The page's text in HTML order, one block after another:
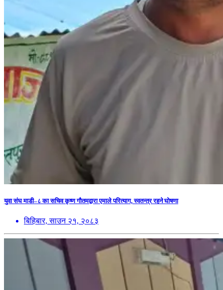
युवा संघ माडी–८ का सचिव कृष्ण गौतमद्वारा एमाले परित्याग, स्वतन्त्र रहने घोषणा
बिहिबार, साउन २१, २०८३